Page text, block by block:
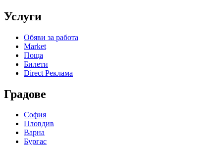
Услуги
Обяви за работа
Market
Поща
Билети
Direct Реклама
Градове
София
Пловдив
Варна
Бургас